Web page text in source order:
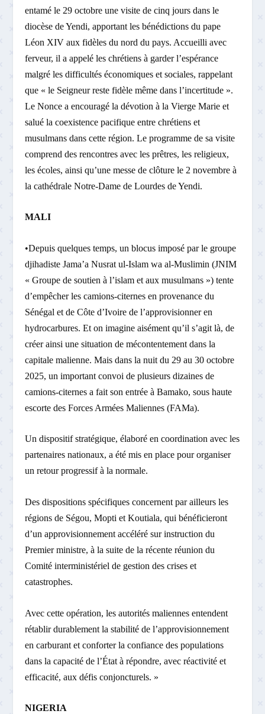
entamé le 29 octobre une visite de cinq jours dans le
diocèse de Yendi, apportant les bénédictions du pape
Léon XIV aux fidèles du nord du pays. Accueilli avec
ferveur, il a appelé les chrétiens à garder l’espérance
malgré les difficultés économiques et sociales, rappelant
que « le Seigneur reste fidèle même dans l’incertitude ».
Le Nonce a encouragé la dévotion à la Vierge Marie et
salué la coexistence pacifique entre chrétiens et
musulmans dans cette région. Le programme de sa visite
comprend des rencontres avec les prêtres, les religieux,
les écoles, ainsi qu’une messe de clôture le 2 novembre à
la cathédrale Notre-Dame de Lourdes de Yendi.
MALI
•Depuis quelques temps, un blocus imposé par le groupe
djihadiste Jama’a Nusrat ul-Islam wa al-Muslimin (JNIM
« Groupe de soutien à l’islam et aux musulmans ») tente
d’empêcher les camions-citernes en provenance du
Sénégal et de Côte d’Ivoire de l’approvisionner en
hydrocarbures. Et on imagine aisément qu’il s’agit là, de
créer ainsi une situation de mécontentement dans la
capitale malienne. Mais dans la nuit du 29 au 30 octobre
2025, un important convoi de plusieurs dizaines de
camions-citernes a fait son entrée à Bamako, sous haute
escorte des Forces Armées Maliennes (FAMa).
Un dispositif stratégique, élaboré en coordination avec les
partenaires nationaux, a été mis en place pour organiser
un retour progressif à la normale.
Des dispositions spécifiques concernent par ailleurs les
régions de Ségou, Mopti et Koutiala, qui bénéficieront
d’un approvisionnement accéléré sur instruction du
Premier ministre, à la suite de la récente réunion du
Comité interministériel de gestion des crises et
catastrophes.
Avec cette opération, les autorités maliennes entendent
rétablir durablement la stabilité de l’approvisionnement
en carburant et conforter la confiance des populations
dans la capacité de l’État à répondre, avec réactivité et
efficacité, aux défis conjoncturels. »
NIGERIA